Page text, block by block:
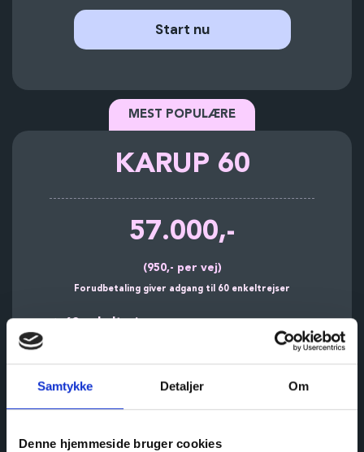
Samtykke Detaljer Om
Denne hjemmeside bruger cookies
Start nu
MEST POPULÆRE
KARUP 60
57.000,-
(950,- per vej)
Forudbetaling giver adgang til 60 enkeltrejser
60 enkeltrejser
Gratis ændring
Fuld refundering